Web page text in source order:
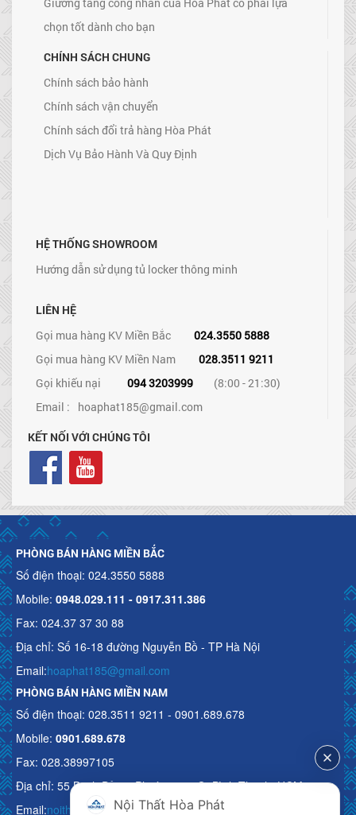
chọn tốt dành cho bạn
CHÍNH SÁCH CHUNG
Chính sách bảo hành
Chính sách vận chuyển
Chính sách đổi trả hàng Hòa Phát
Dịch Vụ Bảo Hành Và Quy Định
HỆ THỐNG SHOWROOM
Hướng dẫn sử dụng tủ locker thông minh
LIÊN HỆ
Gọi mua hàng KV Miền Bắc
024.3550 5888
Gọi mua hàng KV Miền Nam
028.3511 9211
Gọi khiếu nại
094 3203999
(8:00 - 21:30)
Email : hoaphat185@gmail.com
KẾT NỐI VỚI CHÚNG TÔI
PHÒNG BÁN HÀNG MIỀN BẮC
Số điện thoại: 024.3550 5888
Mobile: 0948.029.111 - 0917.311.386
Fax: 024.37 37 30 88
Địa chỉ: Số 16-18 đường Nguyễn Bồ - TP Hà Nội
Email:hoaphat185@gmail.com
PHÒNG BÁN HÀNG MIỀN NAM
Số điện thoại: 028.3511 9211 - 0901.689.678
Mobile: 0901.689.678
Fax: 028.38997105
Địa chỉ: 55 Bạch Đằng, Phường 15, Q. Bình Thạnh, HCM
Email:noithathoaphattot@gmail.com
Nội Thất Hòa Phát